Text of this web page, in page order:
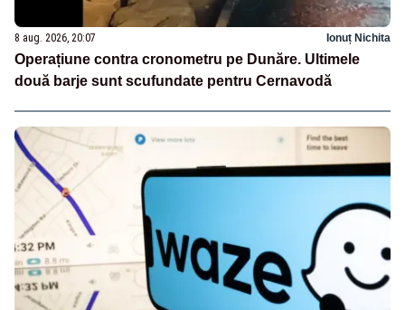
8 aug. 2026, 20:07 Ionuț Nichita
Operațiune contra cronometru pe Dunăre. Ultimele
două barje sunt scufundate pentru Cernavodă